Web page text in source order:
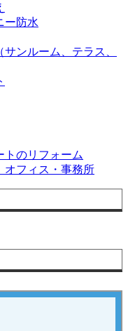
ー防水
ンルーム、テラス、
トのリフォーム
オフィス・事務所